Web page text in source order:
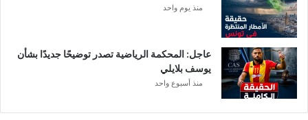
منذ يوم واحد
عاجل: المحكمة الرياضية تصدر توضيحًا جديدًا بشأن
يوسف بلايلي
منذ أسبوع واحد